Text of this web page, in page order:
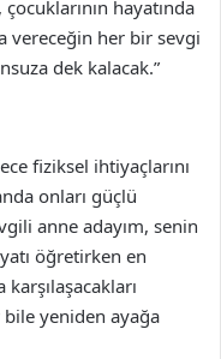
hayatında
vereceğin her bir sevgi
dek kalacak.”
fiziksel ihtiyaçlarını
onları güçlü
anne adayım, senin
öğretirken en
bile yeniden ayağa